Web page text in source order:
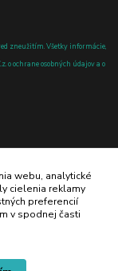
zneužitím. Všetky informácie,
o ochrane osobných údajov a o
webu, analytické
cielenia reklamy
preferencií
v spodnej časti